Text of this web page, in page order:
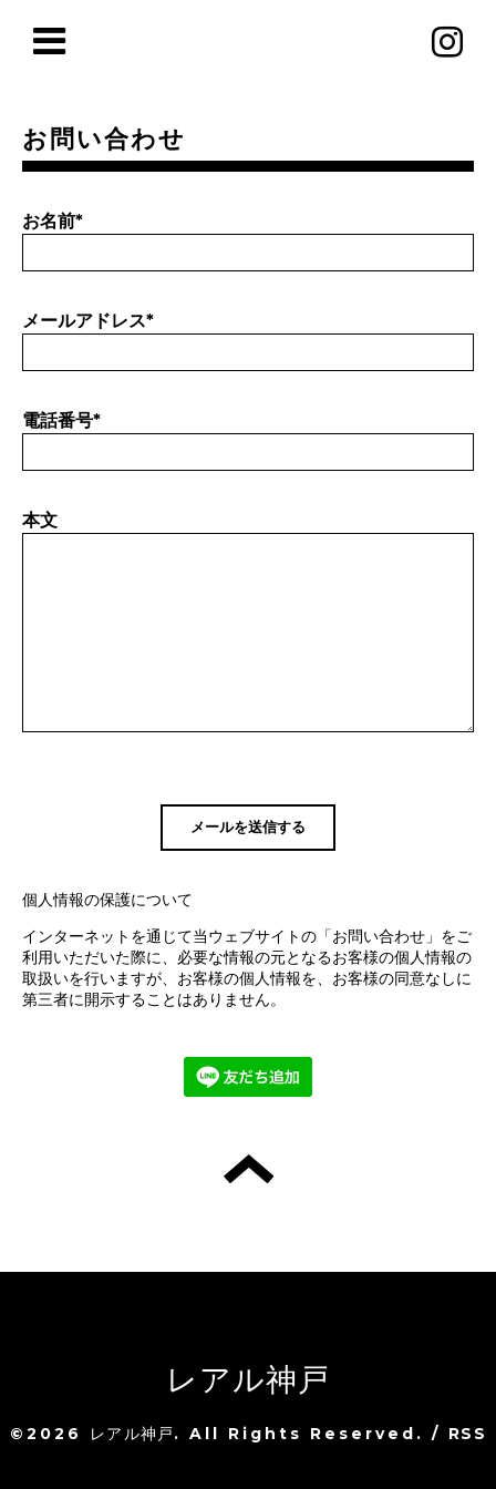
お問い合わせ
お名前*
メールアドレス*
電話番号*
本文
個人情報の保護について
インターネットを通じて当ウェブサイトの「お問い合わせ」をご
利用いただいた際に、必要な情報の元となるお客様の個人情報の
取扱いを行いますが、お客様の個人情報を、お客様の同意なしに
第三者に開示することはありません。
レアル神戸
©2026 レアル神戸. All Rights Reserved. / RSS